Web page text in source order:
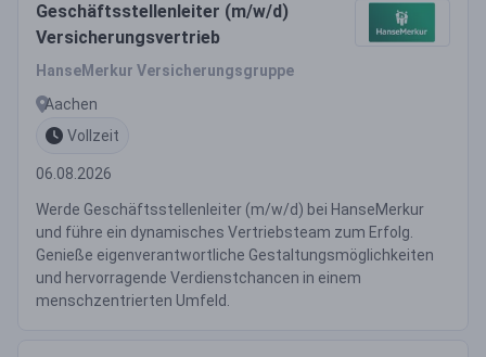
Geschäftsstellenleiter (m/w/d)
Versicherungsvertrieb
HanseMerkur Versicherungsgruppe
Aachen
Vollzeit
06.08.2026
Werde Geschäftsstellenleiter (m/w/d) bei HanseMerkur
und führe ein dynamisches Vertriebsteam zum Erfolg.
Genieße eigenverantwortliche Gestaltungsmöglichkeiten
und hervorragende Verdienstchancen in einem
menschzentrierten Umfeld.